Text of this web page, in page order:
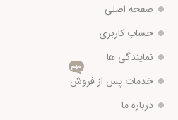
صفحه اصلی
حساب کاربری
نمایندگی ها
خدمات پس از فروش
مهم
درباره ما